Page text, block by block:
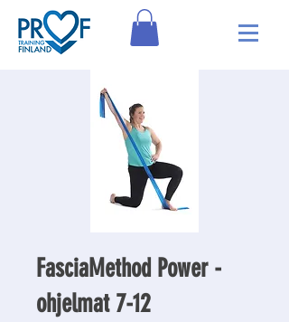
FasciaMethod Power -
ohjelmat 7-12